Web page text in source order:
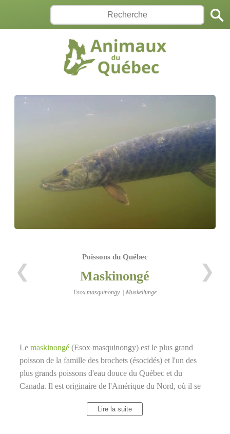
❮
Poissons du Québec
Maskinongé
Esox masquinongy | Muskellunge
❯
Le maskinongé (Esox masquinongy) est le plus grand
poisson de la famille des brochets (ésocidés) et l'un des
plus grands poissons d'eau douce du Québec et du
Canada. Il est originaire de l'Amérique du Nord, où il se
faible courant, riches en végétation. Il est surnommé le
Lire la suite